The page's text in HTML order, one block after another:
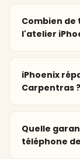
Combien de
l'atelier
iPhoenix
Carpentras ?
Quelle
téléphone